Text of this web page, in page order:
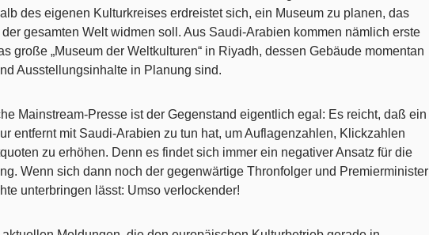
des eigenen Kulturkreises erdreistet sich, ein Museum zu planen, das
gesamten Welt widmen soll. Aus Saudi-Arabien kommen nämlich erste
große „Museum der Weltkulturen“ in Riyadh, dessen Gebäude momentan
Ausstellungsinhalte in Planung sind.
Mainstream-Presse ist der Gegenstand eigentlich egal: Es reicht, daß ein
entfernt mit Saudi-Arabien zu tun hat, um Auflagenzahlen, Klickzahlen
zu erhöhen. Denn es findet sich immer ein negativer Ansatz für die
Wenn sich dann noch der gegenwärtige Thronfolger und Premierminister
unterbringen lässt: Umso verlockender!